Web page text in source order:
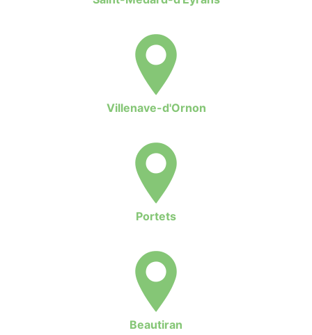
Villenave-d'Ornon
Portets
Beautiran